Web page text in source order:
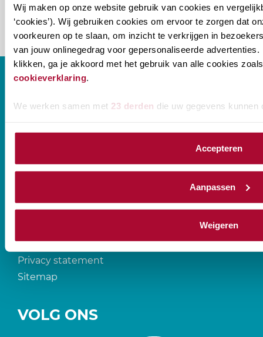
Wij maken op onze website gebruik van cookies en
‘cookies’). Wij gebruiken cookies om ervoor te zorgen dat
voorkeuren op te slaan, om inzicht te verkrijgen in
van jouw onlinegedrag voor gepersonaliseerde advertenties.
klikken, ga je akkoord met het gebruik van alle cookies
cookieverklaring
We werken samen met 23 derden die uw gegevens kunnen
Accepteren
Aanpassen
Weigeren
Prinses Beatrixlaan 544
Disclaimer
Privacy statement
Sitemap
VOLG ONS